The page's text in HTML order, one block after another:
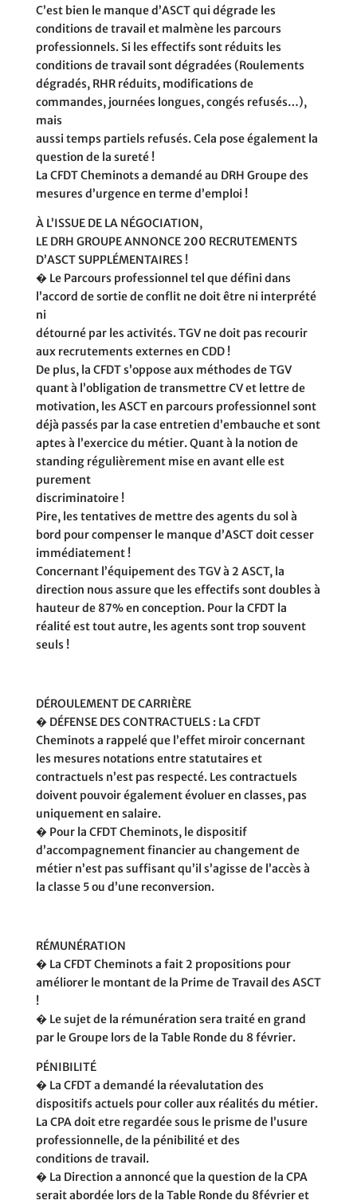
C’est bien le manque d’ASCT qui dégrade les
conditions de travail et malmène les parcours
professionnels. Si les effectifs sont réduits les
conditions de travail sont dégradées (Roulements
dégradés, RHR réduits, modifications de
commandes, journées longues, congés refusés…),
mais
aussi temps partiels refusés. Cela pose également la
question de la sureté !
La CFDT Cheminots a demandé au DRH Groupe des
mesures d’urgence en terme d’emploi !
À L’ISSUE DE LA NÉGOCIATION,
LE DRH GROUPE ANNONCE 200 RECRUTEMENTS
D’ASCT SUPPLÉMENTAIRES !
� Le Parcours professionnel tel que défini dans
l’accord de sortie de conflit ne doit être ni interprété
ni
détourné par les activités. TGV ne doit pas recourir
aux recrutements externes en CDD !
De plus, la CFDT s’oppose aux méthodes de TGV
quant à l’obligation de transmettre CV et lettre de
motivation, les ASCT en parcours professionnel sont
déjà passés par la case entretien d’embauche et sont
aptes à l’exercice du métier. Quant à la notion de
standing régulièrement mise en avant elle est
purement
discriminatoire !
Pire, les tentatives de mettre des agents du sol à
bord pour compenser le manque d’ASCT doit cesser
immédiatement !
Concernant l’équipement des TGV à 2 ASCT, la
direction nous assure que les effectifs sont doubles à
hauteur de 87% en conception. Pour la CFDT la
réalité est tout autre, les agents sont trop souvent
seuls !
DÉROULEMENT DE CARRIÈRE
� DÉFENSE DES CONTRACTUELS : La CFDT
Cheminots a rappelé que l’effet miroir concernant
les mesures notations entre statutaires et
contractuels n’est pas respecté. Les contractuels
doivent pouvoir également évoluer en classes, pas
uniquement en salaire.
� Pour la CFDT Cheminots, le dispositif
d’accompagnement financier au changement de
métier n’est pas suffisant qu’il s’agisse de l’accès à
la classe 5 ou d’une reconversion.
RÉMUNÉRATION
� La CFDT Cheminots a fait 2 propositions pour
améliorer le montant de la Prime de Travail des ASCT
!
� Le sujet de la rémunération sera traité en grand
par le Groupe lors de la Table Ronde du 8 février.
PÉNIBILITÉ
� La CFDT a demandé la réevalutation des
dispositifs actuels pour coller aux réalités du métier.
La CPA doit etre regardée sous le prisme de l’usure
professionnelle, de la pénibilité et des
conditions de travail.
� La Direction a annoncé que la question de la CPA
serait abordée lors de la Table Ronde du 8février et